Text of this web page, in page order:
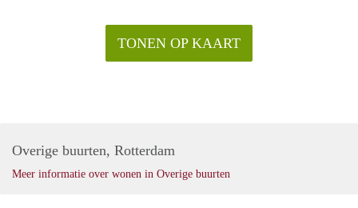
TONEN OP KAART
Overige buurten, Rotterdam
Meer informatie over wonen in Overige buurten